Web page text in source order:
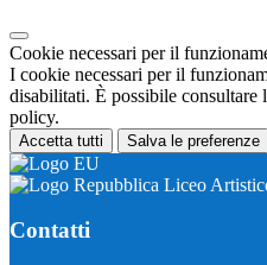
Cookie necessari per il
I cookie necessari per il
disabilitati. È possibile consultare
policy.
Accetta tutti Salva le preferenze
Liceo
Contatti